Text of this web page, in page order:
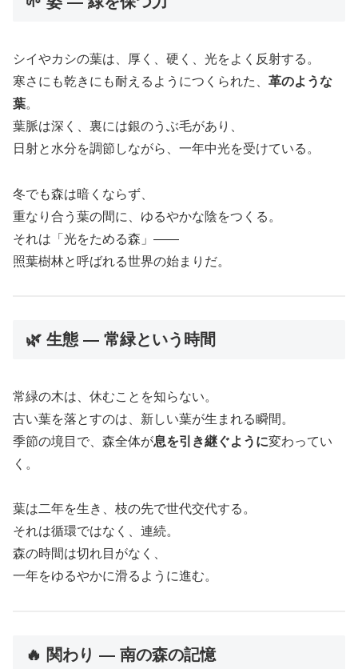
シイやカシの葉は、厚く、硬く、光をよく反射する。
寒さにも乾きにも耐えるようにつくられた、 革のような
葉。
葉脈は深く、裏には銀のうぶ毛があり、
日射と水分を調節しながら、一年中光を受けている。
冬でも森は暗くならず、
重なり合う葉の間に、ゆるやかな陰をつくる。
それは「光をためる森」――
照葉樹林と呼ばれる世界の始まりだ。
🌿 生態 ― 常緑という時間
常緑の木は、休むことを知らない。
古い葉を落とすのは、新しい葉が生まれる瞬間。
季節の境目で、森全体が息を引き継ぐように変わってい
く。
葉は二年を生き、枝の先で世代交代する。
それは循環ではなく、連続。
森の時間は切れ目がなく、
一年をゆるやかに滑るように進む。
🔥 関わり ― 南の森の記憶